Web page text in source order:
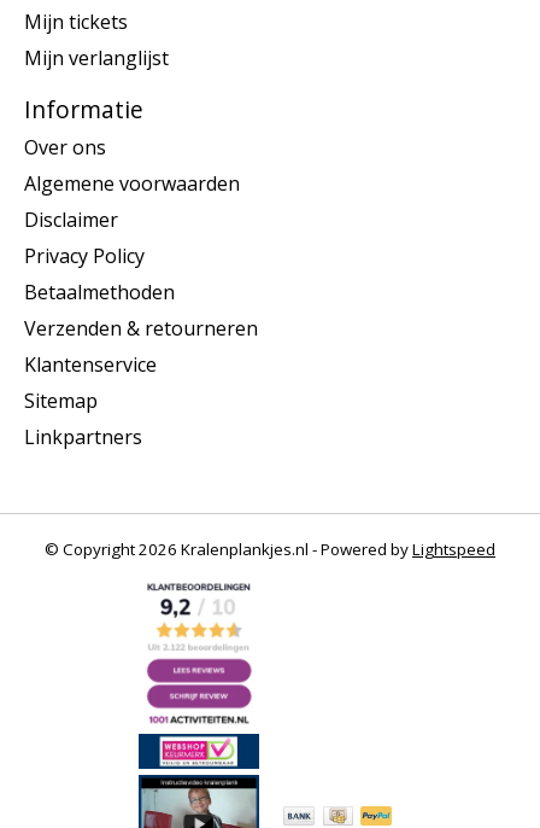
Mijn tickets
Mijn verlanglijst
Informatie
Over ons
Algemene voorwaarden
Disclaimer
Privacy Policy
Betaalmethoden
Verzenden & retourneren
Klantenservice
Sitemap
Linkpartners
© Copyright 2026 Kralenplankjes.nl - Powered byLightspeed